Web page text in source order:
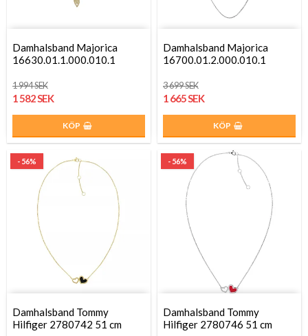
Damhalsband Majorica
16630.01.1.000.010.1
1 994 SEK
1 582 SEK
KÖP
Damhalsband Majorica
16700.01.2.000.010.1
3 699 SEK
1 665 SEK
KÖP
- 56%
Damhalsband Tommy
Hilfiger 2780742 51 cm
- 56%
Damhalsband Tommy
Hilfiger 2780746 51 cm